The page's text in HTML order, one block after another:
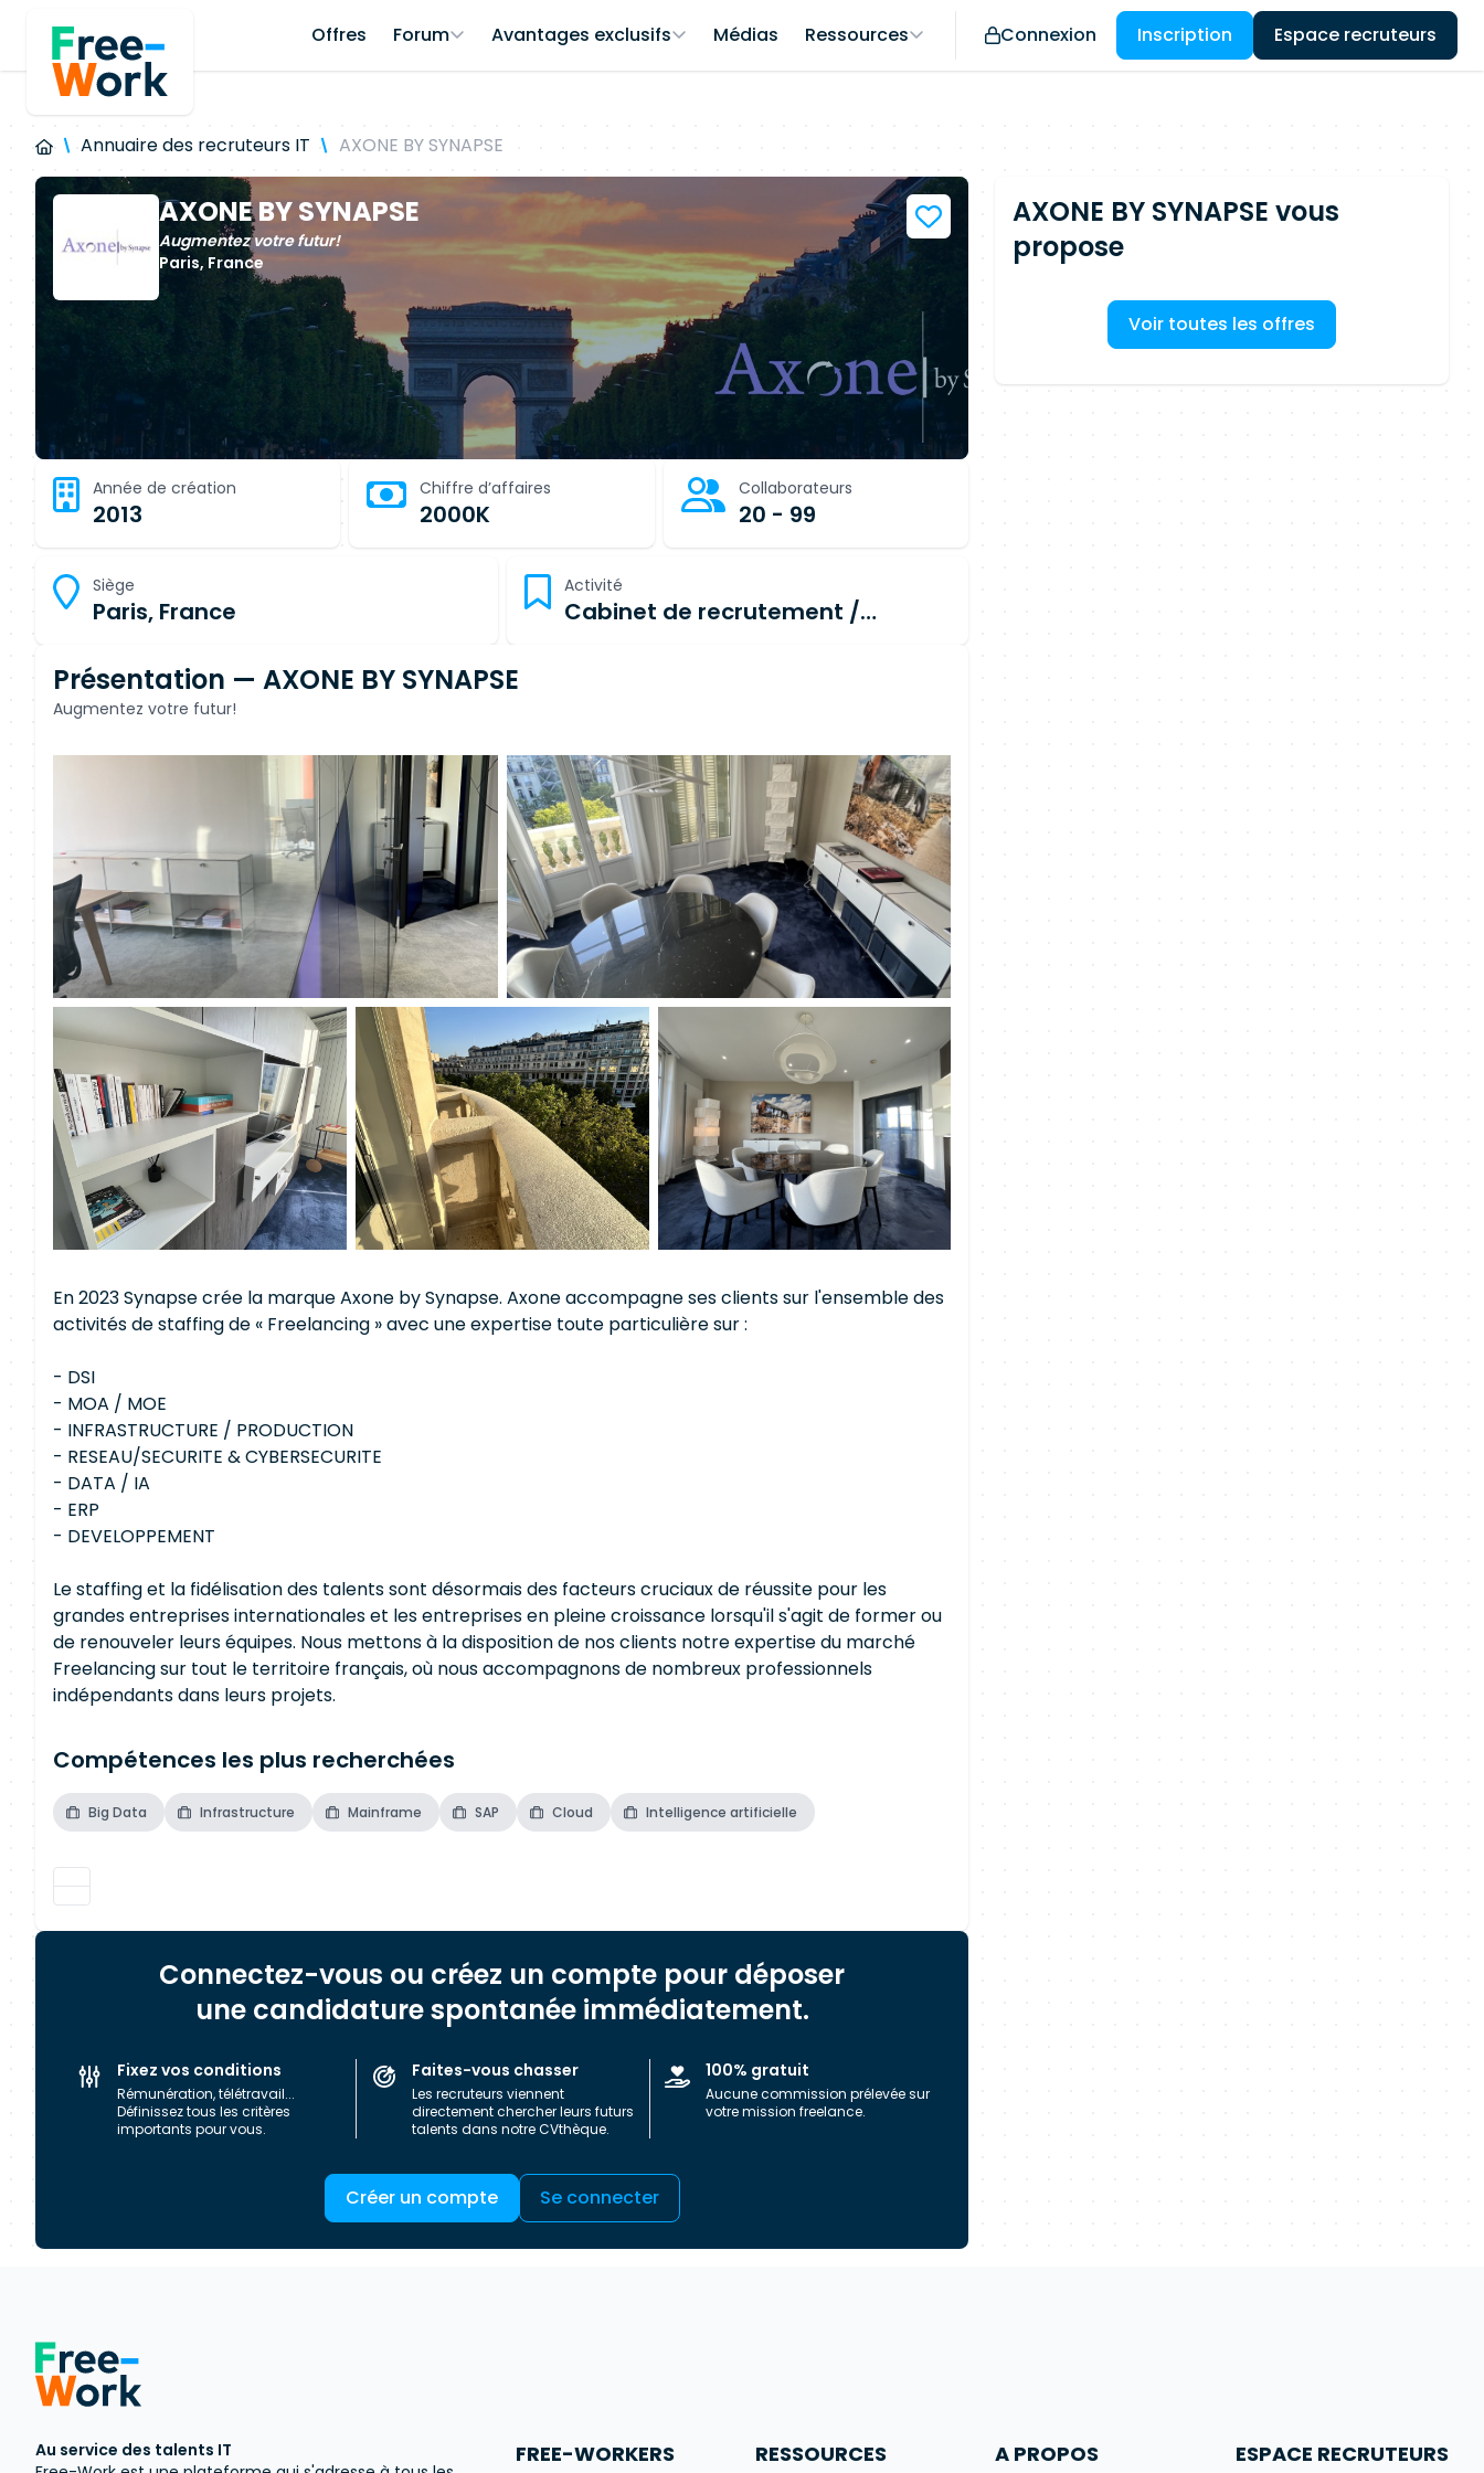
Offres Forum Avantages exclusifs Médias Ressources Connexion Inscription Espace recruteurs
Annuaire des recruteurs IT AXONE BY SYNAPSE
AXONE BY SYNAPSE
Augmentez votre futur!
Paris, France
Année de création
2013
Chiffre d’affaires
2000K
Collaborateurs
20 - 99
Siège
Paris, France
Activité
Cabinet de recrutement /
Présentation — AXONE BY SYNAPSE
Augmentez votre futur!
En 2023 Synapse crée la marque Axone by Synapse. Axone accompagne ses clients sur l'ensemble des
activités de staffing de « Freelancing » avec une expertise toute particulière sur :
- DSI
- MOA / MOE
- INFRASTRUCTURE / PRODUCTION
- RESEAU/SECURITE & CYBERSECURITE
- DATA / IA
- ERP
- DEVELOPPEMENT
Le staffing et la fidélisation des talents sont désormais des facteurs cruciaux de réussite pour les
grandes entreprises internationales et les entreprises en pleine croissance lorsqu'il s'agit de former ou
de renouveler leurs équipes. Nous mettons à la disposition de nos clients notre expertise du marché
Freelancing sur tout le territoire français, où nous accompagnons de nombreux professionnels
indépendants dans leurs projets.
Compétences les plus recherchées
Big Data Infrastructure Mainframe SAP Cloud Intelligence artificielle
Connectez-vous ou créez un compte pour déposer
une candidature spontanée immédiatement.
Fixez vos conditions
Rémunération, télétravail...
Définissez tous les critères
importants pour vous.
Faites-vous chasser
Les recruteurs viennent
directement chercher leurs futurs
talents dans notre CVthèque.
100% gratuit
Aucune commission prélevée sur
votre mission freelance.
Créer un compte Se connecter
AXONE BY SYNAPSE vous
propose
Voir toutes les offres
Au service des talents IT
FREE-WORKERS RESSOURCES A PROPOS ESPACE RECRUTEURS